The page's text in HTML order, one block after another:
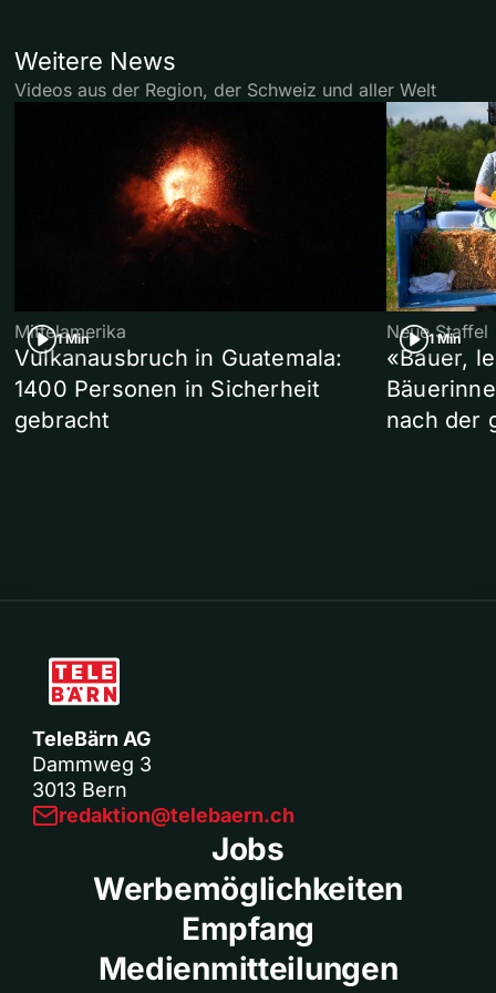
Weitere News
Videos aus der Region, der Schweiz und aller Welt
1 Min
Mittelamerika
Vulkanausbruch in Guatemala:
1400 Personen in Sicherheit
gebracht
1 Min
Neue Staffel
«Bauer,
nach der
TeleBärn AG
Dammweg 3
3013 Bern
redaktion@telebaern.ch
Jobs
Werbemöglichkeiten
Empfang
Medienmitteilungen